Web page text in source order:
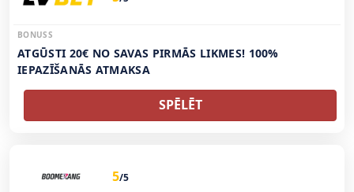
BONUSS
ATGŪSTI 20€ NO SAVAS PIRMĀS LIKMES! 100%
IEPAZĪŠANĀS ATMAKSA
SPĒLĒT
5/5